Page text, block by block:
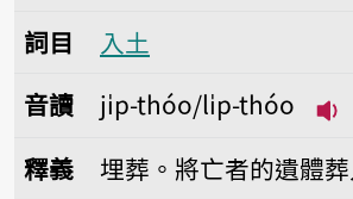
詞目
入土
音讀
ji̍p-thóo/li̍p-thóo
釋義
埋葬。將亡者的遺體葬